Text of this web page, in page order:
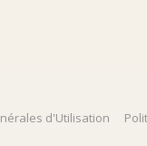
d'Utilisation